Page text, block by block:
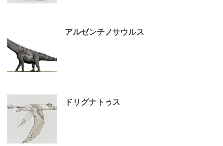
アルゼンチノサウルス
ドリグナトゥス